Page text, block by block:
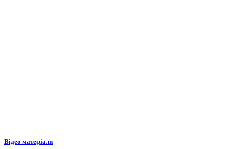
Відео матеріали